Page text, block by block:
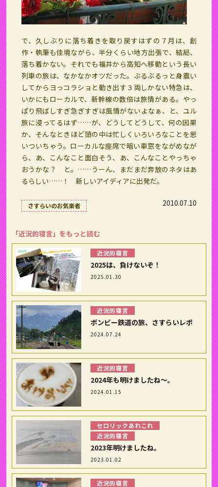
で、久しぶりに落ち着きを取り戻すはずの７月は、創
作・執筆も佳境ながら、半分くらい地方出張で、結局、
落ち着かない。それでも福井から高知へ移動という長い
列車の旅は、なかなかオツだった。ぶるぶるっと身震い
してからヨっコラショと動き出す３両しかない特急は、
いかにもローカルで、新幹線の数倍は旅情がある。やっ
ぱり飛ばしすぎ急ぎすぎは風情がないよなぁ、と、ユル
旅に浸ってるはず……が、どうしてどうして、何の因果
か、そんなときほど頭の中は忙しくいろいろなことを思
いついちゃう。ローカルな座席で暗い車窓をながめなが
ら、あ、こんなこと面白そう、あ、こんなことやっちゃ
おうかな？ と。……うーん、まだまだ奔放のネタはあ
るらしい……！ 新しいアイディアに出発だ。
さすらいのお気楽者 2010.07.10
「近況的寝言」をもっと読む
近況的寝言
2025は、負けないぞ！
2025.01.30
近況的寝言
ボンビー鉄道の旅、さすらいレポ
2024.07.24
近況的寝言
2024年も明けましたね〜。
2024.01.15
セロリックあれこれ
近況的寝言
2023年明けましたね。
2023.01.02
近況的寝言